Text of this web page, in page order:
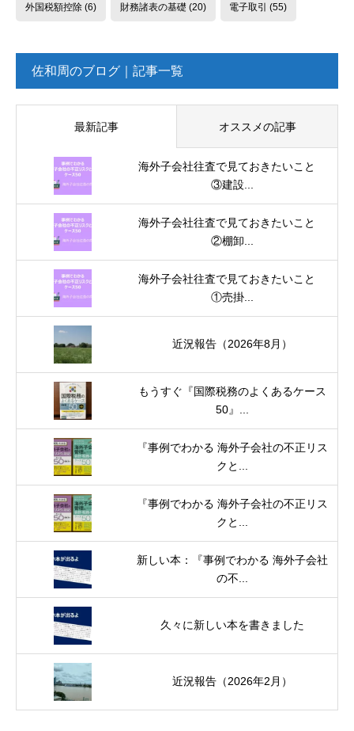
外国税額控除(6) 財務諸表の基礎 (20) 電子取引 (55)
佐和周のブログ｜記事一覧
最新記事 オススメの記事
海外子会社往査で見ておきたいこと
③建設...
海外子会社往査で見ておきたいこと
②棚卸...
海外子会社往査で見ておきたいこと
①売掛...
近況報告（2026年8月）
もうすぐ『国際税務のよくあるケース
50』...
『事例でわかる 海外子会社の不正リス
クと...
『事例でわかる 海外子会社の不正リス
クと...
新しい本：『事例でわかる 海外子会社
の不...
久々に新しい本を書きました
近況報告（2026年2月）